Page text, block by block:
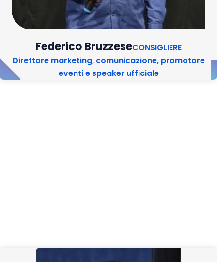
Federico BruzzeseCONSIGLIERE
Direttore marketing, comunicazione, promotore
eventi e speaker ufficiale